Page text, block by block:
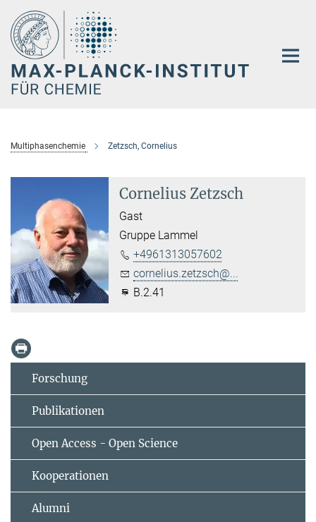
Hauptinhalt
Multiphasenchemie Zetzsch, Cornelius
Cornelius Zetzsch
Gast
Gruppe Lammel
+4961313057602
cornelius.zetzsch@...
B.2.41
Forschung
Publikationen
Open Access - Open Science
Kooperationen
Alumni